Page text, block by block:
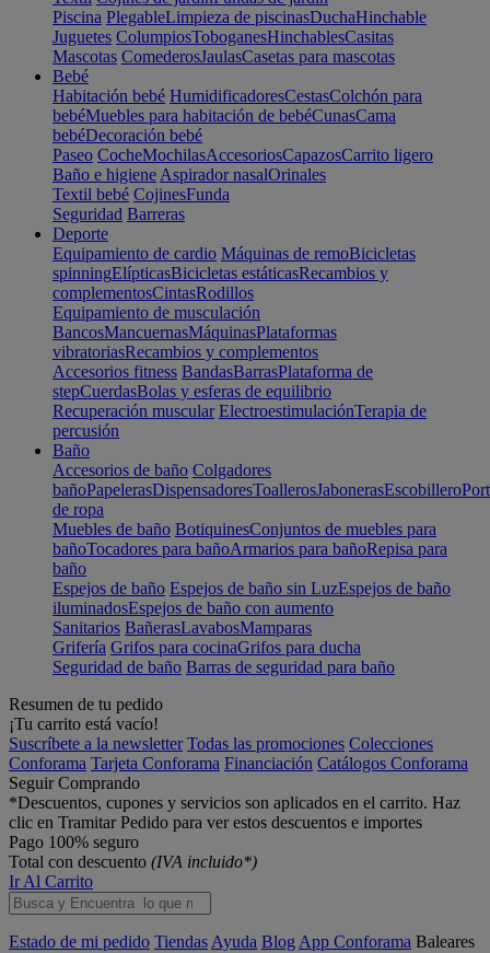
Piscina PlegableLimpieza de piscinasDuchaHinchable
Juguetes ColumpiosToboganesHinchablesCasitas
Mascotas ComederosJaulasCasetas para mascotas
Bebé
Habitación bebé HumidificadoresCestasColchón para
bebéMuebles para habitación de bebéCunasCama
bebéDecoración bebé
Paseo CocheMochilasAccesoriosCapazosCarrito ligero
Baño e higiene Aspirador nasalOrinales
Textil bebé CojinesFunda
Seguridad Barreras
Deporte
Equipamiento de cardio Máquinas de remoBicicletas
spinningElípticasBicicletas estáticasRecambios y
complementosCintasRodillos
Equipamiento de musculación
BancosMancuernasMáquinasPlataformas
vibratoriasRecambios y complementos
Accesorios fitness BandasBarrasPlataforma de
stepCuerdasBolas y esferas de equilibrio
Recuperación muscular ElectroestimulaciónTerapia de
percusión
Baño
Accesorios de baño Colgadores
bañoPapelerasDispensadoresToallerosJabonerasEscobillero
de ropa
Muebles de baño BotiquinesConjuntos de muebles para
bañoTocadores para bañoArmarios para bañoRepisa para
baño
Espejos de baño Espejos de baño sin LuzEspejos de baño
iluminadosEspejos de baño con aumento
Sanitarios BañerasLavabosMamparas
Grifería Grifos para cocinaGrifos para ducha
Seguridad de baño Barras de seguridad para baño
Resumen de tu pedido
¡Tu carrito está vacío!
Suscríbete a la newsletter Todas las promociones Colecciones
Conforama Tarjeta Conforama Financiación Catálogos Conforama
Seguir Comprando
*Descuentos, cupones y servicios son aplicados en el carrito. Haz
clic en Tramitar Pedido para ver estos descuentos e importes
Pago 100% seguro
Total con descuento (IVA incluido*)
Ir Al Carrito
Estado de mi pedido Tiendas Ayuda Blog App Conforama Baleares